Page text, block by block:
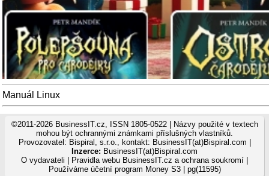
Manuál Linux
©2011-2026 BusinessIT.cz, ISSN 1805-0522 | Názvy použité v textech
mohou být ochrannými známkami příslušných vlastníků.
Provozovatel: Bispiral, s.r.o., kontakt: BusinessIT(at)Bispiral.com |
Inzerce: BusinessIT(at)Bispiral.com
O vydavateli
Pravidla webu BusinessIT.cz a ochrana soukromí
Používáme účetní program Money S3| pg(11595)